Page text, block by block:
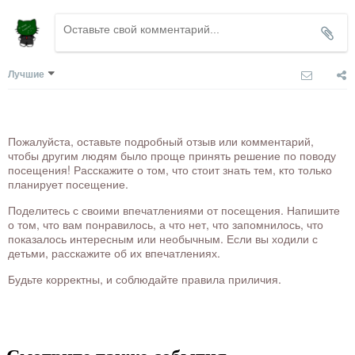
Лучшие
Пожалуйста, оставьте подробный отзыв или комментарий,
чтобы другим людям было проще принять решение по поводу
посещения! Расскажите о том, что стоит знать тем, кто только
планирует посещение.
Поделитесь с своими впечатлениями от посещения. Напишите
о том, что вам понравилось, а что нет, что запомнилось, что
показалось интересным или необычным. Если вы ходили с
детьми, расскажите об их впечатлениях.
Будьте корректны, и соблюдайте правила приличия.